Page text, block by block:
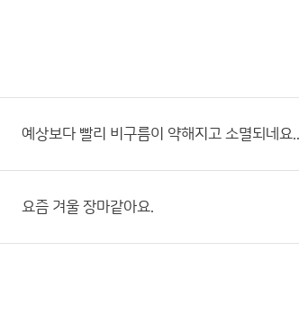
예상보다 빨리 비구름이 약해지고 소멸되네요
요즘 겨울 장마같아요.